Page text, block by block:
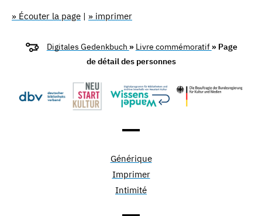
» Écouter la page | » imprimer
Digitales Gedenkbuch » Livre commémoratif » Page
de détail des personnes
Générique
Imprimer
Intimité